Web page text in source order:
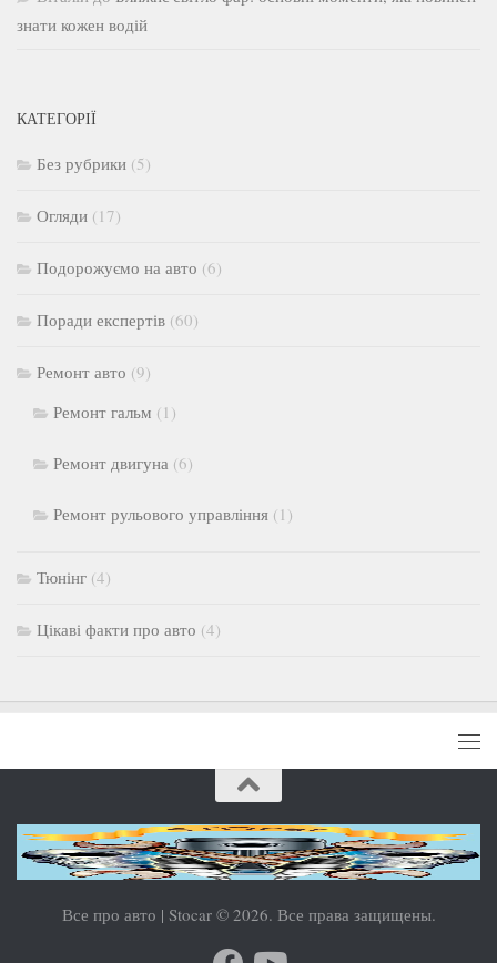
знати кожен водій
КАТЕГОРІЇ
Без рубрики (5)
Огляди (17)
Подорожуємо на авто (6)
Поради експертів (60)
Ремонт авто (9)
Ремонт гальм (1)
Ремонт двигуна (6)
Ремонт рульового управління (1)
Тюнінг (4)
Цікаві факти про авто (4)
Все про авто | Stocar © 2026. Все права защищены.